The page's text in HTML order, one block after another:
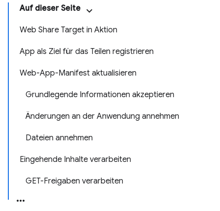
Auf dieser Seite
Web Share Target in Aktion
App als Ziel für das Teilen registrieren
Web-App-Manifest aktualisieren
Grundlegende Informationen akzeptieren
Änderungen an der Anwendung annehmen
Dateien annehmen
Eingehende Inhalte verarbeiten
GET-Freigaben verarbeiten